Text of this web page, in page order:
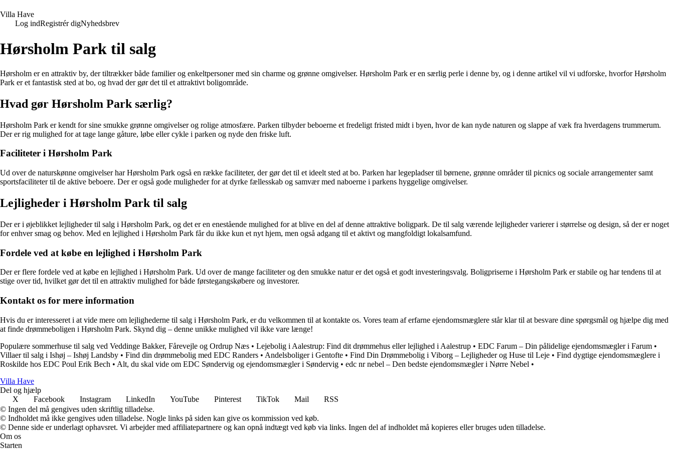
Villa Have
Log indRegistrér digNyhedsbrev
Hørsholm Park til salg
Hørsholm er en attraktiv by, der tiltrækker både familier og enkeltpersoner med sin charme og grønne omgivelser. Hørsholm Park er en særlig perle i denne by, og i denne artikel vil vi udforske, hvorfor Hørsholm
Park er et fantastisk sted at bo, og hvad der gør det til et attraktivt boligområde.
Hvad gør Hørsholm Park særlig?
Hørsholm Park er kendt for sine smukke grønne omgivelser og rolige atmosfære. Parken tilbyder beboerne et fredeligt fristed midt i byen, hvor de kan nyde naturen og slappe af væk fra hverdagens trummerum.
Der er rig mulighed for at tage lange gåture, løbe eller cykle i parken og nyde den friske luft.
Faciliteter i Hørsholm Park
Ud over de naturskønne omgivelser har Hørsholm Park også en række faciliteter, der gør det til et ideelt sted at bo. Parken har legepladser til børnene, grønne områder til picnics og sociale arrangementer samt
sportsfaciliteter til de aktive beboere. Der er også gode muligheder for at dyrke fællesskab og samvær med naboerne i parkens hyggelige omgivelser.
Lejligheder i Hørsholm Park til salg
Der er i øjeblikket lejligheder til salg i Hørsholm Park, og det er en enestående mulighed for at blive en del af denne attraktive boligpark. De til salg værende lejligheder varierer i størrelse og design, så der er noget
for enhver smag og behov. Med en lejlighed i Hørsholm Park får du ikke kun et nyt hjem, men også adgang til et aktivt og mangfoldigt lokalsamfund.
Fordele ved at købe en lejlighed i Hørsholm Park
Der er flere fordele ved at købe en lejlighed i Hørsholm Park. Ud over de mange faciliteter og den smukke natur er det også et godt investeringsvalg. Boligpriserne i Hørsholm Park er stabile og har tendens til at
stige over tid, hvilket gør det til en attraktiv mulighed for både førstegangskøbere og investorer.
Kontakt os for mere information
Hvis du er interesseret i at vide mere om lejlighederne til salg i Hørsholm Park, er du velkommen til at kontakte os. Vores team af erfarne ejendomsmæglere står klar til at besvare dine spørgsmål og hjælpe dig med
at finde drømmeboligen i Hørsholm Park. Skynd dig – denne unikke mulighed vil ikke vare længe!
Populære sommerhuse til salg ved Veddinge Bakker, Fårevejle og Ordrup Næs • Lejebolig i Aalestrup: Find dit drømmehus eller lejlighed i Aalestrup • EDC Farum – Din pålidelige ejendomsmægler i Farum •
Villaer til salg i Ishøj – Ishøj Landsby • Find din drømmebolig med EDC Randers • Andelsboliger i Gentofte • Find Din Drømmebolig i Viborg – Lejligheder og Huse til Leje • Find dygtige ejendomsmæglere i
Roskilde hos EDC Poul Erik Bech • Alt, du skal vide om EDC Søndervig og ejendomsmægler i Søndervig • edc nr nebel – Den bedste ejendomsmægler i Nørre Nebel •
Villa Have
Del og hjælp
X
Facebook Instagram LinkedIn YouTube Pinterest TikTok Mail
RSS
© Ingen del må gengives uden skriftlig tilladelse.
© Indholdet må ikke gengives uden tilladelse. Nogle links på siden kan give os kommission ved køb.
© Denne side er underlagt ophavsret. Vi arbejder med affiliatepartnere og kan opnå indtægt ved køb via links. Ingen del af indholdet må kopieres eller bruges uden tilladelse.
Om os
Starten